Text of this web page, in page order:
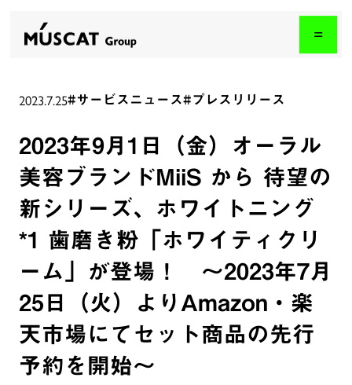
2023.7.25#サービスニュース#プレスリリース
2023年9月1日（金）オーラル
美容ブランドMiiS から 待望の
新シリーズ、ホワイトニング
*1 歯磨き粉「ホワイティクリ
ーム」が登場！ 〜2023年7月
25日（火）よりAmazon・楽
天市場にてセット商品の先行
予約を開始〜